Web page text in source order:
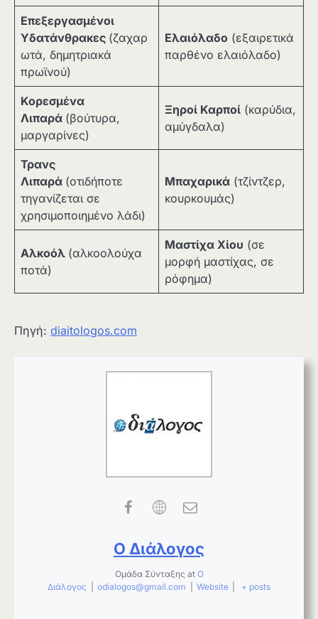
Επεξεργασμένοι
Υδατάνθρακες (ζαχαρ
ωτά, δημητριακά
πρωϊνού)
Ελαιόλαδο (εξαιρετικά
παρθένο ελαιόλαδο)
Κορεσμένα
Λιπαρά (βούτυρα,
μαργαρίνες)
Ξηροί Καρποί (καρύδια,
αμύγδαλα)
Τρανς
Λιπαρά (οτιδήποτε
τηγανίζεται σε
χρησιμοποιημένο λάδι)
Μπαχαρικά (τζίντζερ,
κουρκουμάς)
Αλκοόλ (αλκοολούχα
ποτά)
Μαστίχα Χίου (σε
μορφή μαστίχας, σε
ρόφημα)
Πηγή: diaitologos.com
Ο Διάλογος
Ομάδα Σύνταξης at Ο
Διάλογος
odialogos@gmail.com Website + posts